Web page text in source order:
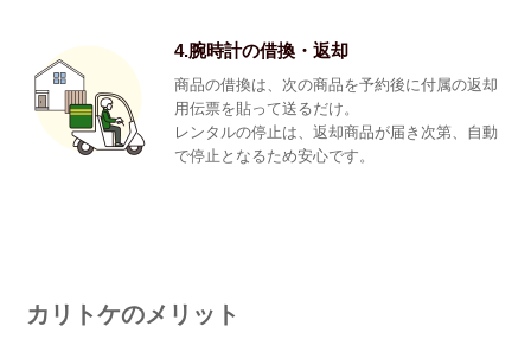
4.腕時計の借換・返却
商品の借換は、次の商品を予約後に付属の返却
用伝票を貼って送るだけ。
レンタルの停止は、返却商品が届き次第、自動
で停止となるため安心です。
カリトケのメリット